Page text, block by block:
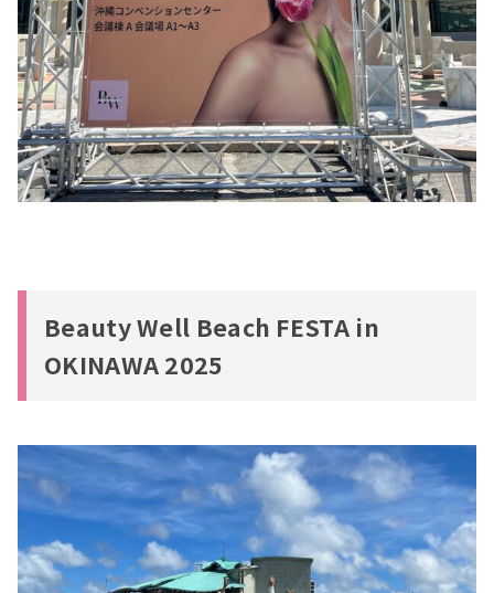
Beauty Well Beach FESTA in
OKINAWA 2025